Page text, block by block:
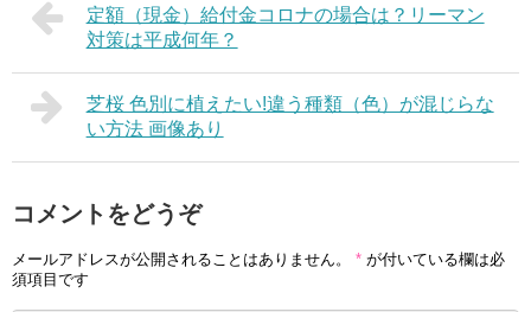
定額（現金）給付金コロナの場合は？リーマン
対策は平成何年？
芝桜 色別に植えたい!違う種類（色）が混じらな
い方法 画像あり
コメントをどうぞ
メールアドレスが公開されることはありません。 * が付いている欄は必
須項目です